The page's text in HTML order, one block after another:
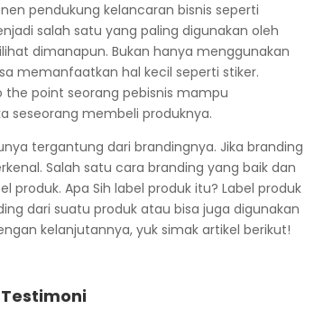
pendukung kelancaran bisnis seperti
salah satu yang paling digunakan oleh
dimanapun. Bukan hanya menggunakan
memanfaatkan hal kecil seperti stiker.
the point seorang pebisnis mampu
seseorang membeli produknya.
tergantung dari brandingnya. Jika branding
Salah satu cara branding yang baik dan
Apa Sih label produk itu? Label produk
dari suatu produk atau bisa juga digunakan
kelanjutannya, yuk simak artikel berikut!